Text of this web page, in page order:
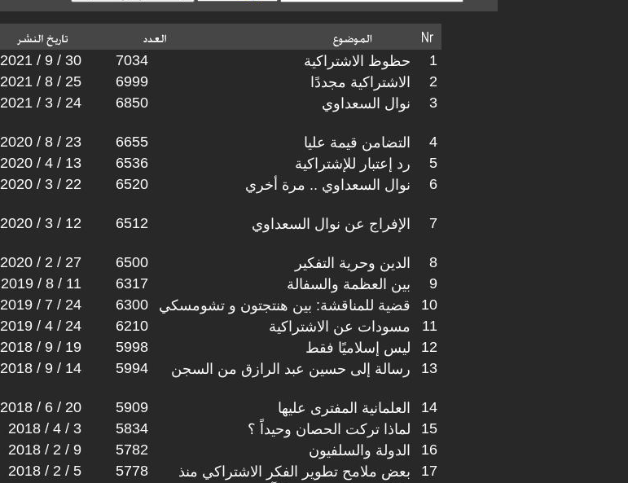
2021 / 9 / 30 7034 حظوظ الاشتراكية
1
2021 / 8 / 25 6999 الاشتراكية مجددًا
2
2021 / 3 / 24 6850 نوال السعداوي 3
2020 / 8 / 23 6655 التضامن قيمة عليا
4
2020 / 4 / 13 6536 رد إعتبار للإشتراكية
5
2020 / 3 / 22 6520 نوال السعداوي .. مرة أخري 6
2020 / 3 / 12 6512 الإفراج عن نوال السعداوي 7
2020 / 2 / 27 6500 الدين وحرية التفكير
8
2019 / 8 / 11 6317 بين العظمة والسفالة
9
2019 / 7 / 24 6300 قضية للمناقشة: بين هنتجتون و تشومسكي
10
2019 / 4 / 24 6210 مسودات عن الاشتراكية
11
2018 / 9 / 19 5998 ليس إسلاميًا فقط
12
2018 / 9 / 14 5994 رسالة إلى حسين عبد الرازق من السجن 13
2018 / 6 / 20 5909 العلمانية المفترى عليها
14
2018 / 4 / 3 5834 لماذا تركت الحصان وحيداً ؟
15
2018 / 2 / 9 5782 الدولة والسلفيون
16
2018 / 2 / 5 5778
بعض ملامح تطوير الفكر الاشتراكي منذ
17